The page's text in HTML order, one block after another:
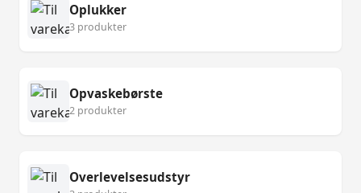
Oplukker
3 produkter
Opvaskebørste
2 produkter
Overlevelsesudstyr